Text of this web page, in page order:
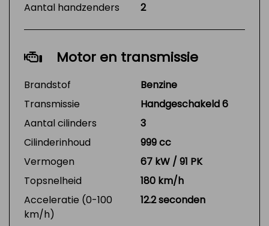
Aantal handzenders
2
Motor en transmissie
Brandstof
Benzine
Transmissie
Handgeschakeld 6
Aantal cilinders
3
Cilinderinhoud
999 cc
Vermogen
67 kW / 91 PK
Topsnelheid
180 km/h
Acceleratie (0-100
km/h)
12.2 seconden